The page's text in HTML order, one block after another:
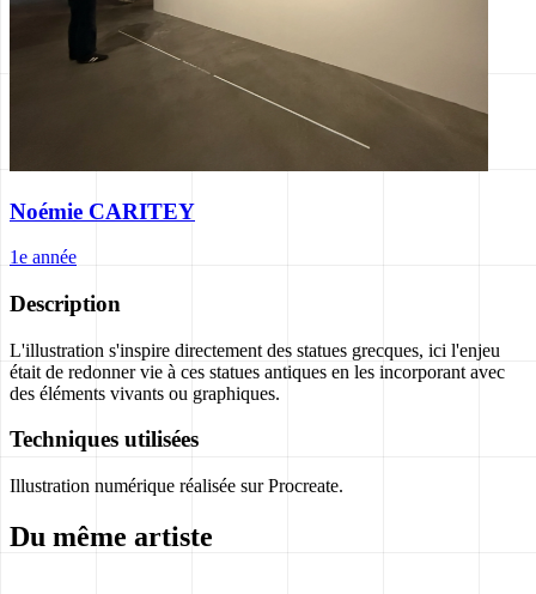
Noémie CARITEY
1e année
Description
L'illustration s'inspire directement des statues grecques, ici l'enjeu
était de redonner vie à ces statues antiques en les incorporant avec
des éléments vivants ou graphiques.
Techniques utilisées
Illustration numérique réalisée sur Procreate.
Du même artiste